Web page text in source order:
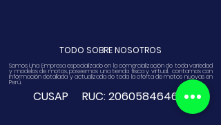
TODO SOBRE NOSOTROS
Somos Una Empresa especializado en la comercialización de toda variedad
y modelos de motos, poseemos una tienda física y virtual. contamos con
información detallada y actualizada de toda la oferta de motos nuevas en
Perú.
CUSAP RUC:20605846468